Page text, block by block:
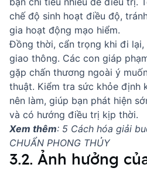
chế độ sinh hoạt điều độ,
gia hoạt động mạo hiểm.
Đồng thời, cẩn trọng khi đi
giao thông. Các con giáp
gặp chấn thương ngoài ý
thuật. Kiểm tra sức khỏe định
nên làm, giúp bạn phát hiện
và có hướng điều trị kịp thời.
Xem thêm: 5 Cách hóa giải
CHUẨN PHONG THỦY
3.2. Ảnh hưởng